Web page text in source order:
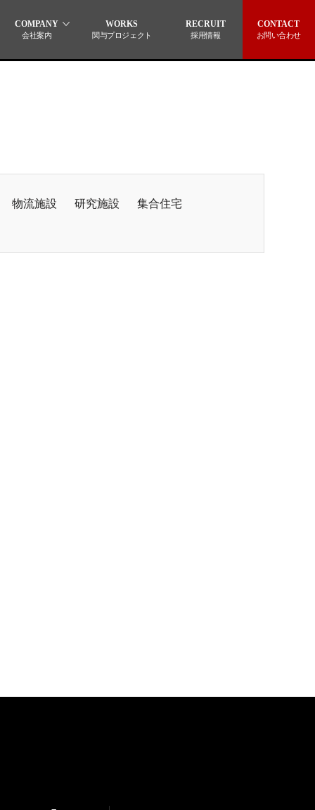
COMPANY
会社案内
WORKS
関与プロジェクト
RECRUIT
採用情報
CONTACT
お問い合わせ
物流施設 研究施設 集合住宅